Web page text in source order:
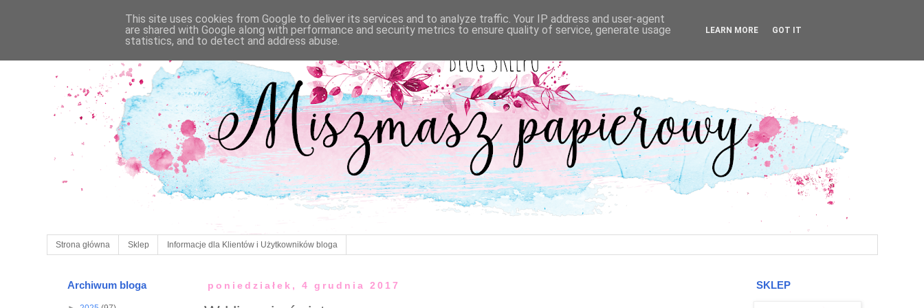
Strona główna Sklep Informacje dla Klientów i Użytkowników bloga
poniedziałek, 4 grudnia 2017
Archiwum bloga SKLEP
This site uses cookies from Google to deliver its services and to analyze traffic. Your IP address and user-agent
are shared with Google along with performance and security metrics to ensure quality of service, generate usage
statistics, and to detect and address abuse.
LEARN MORE GOT IT